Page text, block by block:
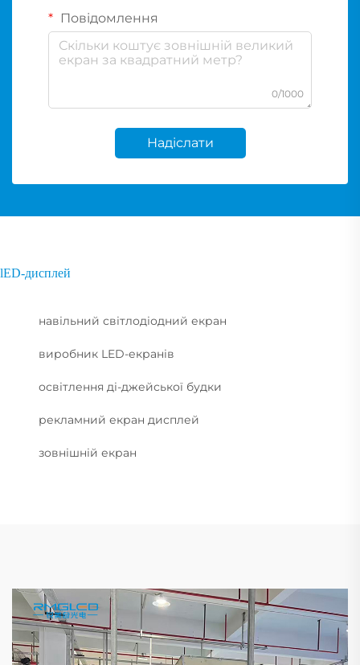
Повідомлення
0/1000
Надіслати
lED-дисплей
навільний світлодіодний екран
виробник LED-екранів
освітлення ді-джейської будки
рекламний екран дисплей
зовнішній екран